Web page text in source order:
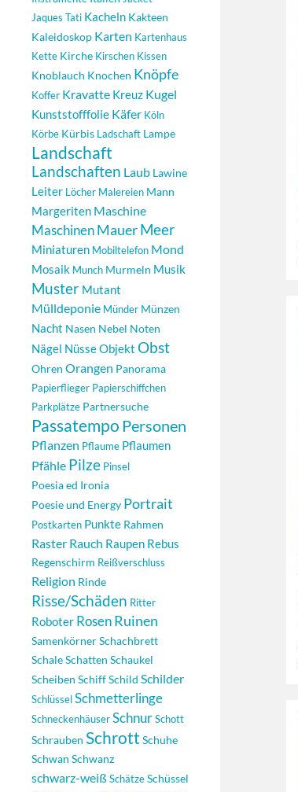
Jaques Tati Kacheln Kakteen
Kaleidoskop Karten Kartenhaus
Kette Kirche Kirschen Kissen
Knoblauch Knochen Knöpfe
Koffer Kravatte Kreuz Kugel
Kunststofffolie Käfer Köln
Körbe Kürbis Ladschaft Lampe
Landschaft
Landschaften Laub Lawine
Leiter Löcher Malereien Mann
Margeriten Maschine
MaschinenMauerMeer
Miniaturen Mobiltelefon Mond
Mosaik Munch Murmeln Musik
Muster Mutant
Mülldeponie Münder Münzen
Nacht Nasen Nebel Noten
Nägel NüsseObjekt Obst
Ohren Orangen Panorama
Papierflieger Papierschiffchen
Parkplätze Partnersuche
Passatempo Personen
Pflanzen Pflaume Pflaumen
Pfähle Pilze Pinsel
Poesia ed Ironia
Poesie und Energy Portrait
Postkarten Punkte Rahmen
Raster Rauch Raupen Rebus
Regenschirm Reißverschluss
Religion Rinde
Risse/Schäden Ritter
Roboter RosenRuinen
SamenkörnerSchachbrett
SchaleSchatten Schaukel
Scheiben SchiffSchild Schilder
SchlüsselSchmetterlinge
SchneckenhäuserSchnurSchott
Schrauben Schrott Schuhe
Schwan Schwanz
schwarz-weiß SchätzeSchüssel